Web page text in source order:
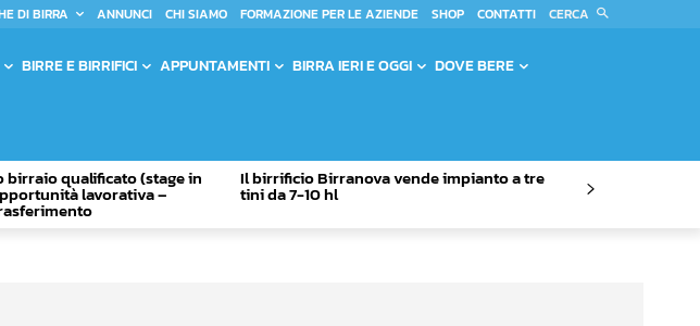
DI BIRRA ANNUNCI CHI SIAMO FORMAZIONE PER LE AZIENDE SHOP CONTATTI CERCA
BIRRE E BIRRIFICI APPUNTAMENTI BIRRA IERI E OGGI DOVE BERE
birraio qualificato (stage in
lavorativa –
Il birrificio Birranova vende impianto a tre
tini da 7-10 hl